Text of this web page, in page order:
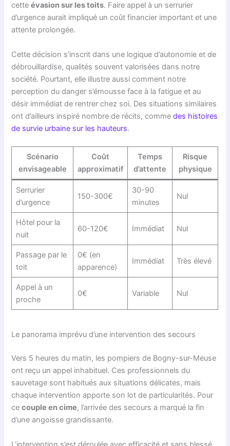
cetteévasion sur les toits. Faire appel à un serrurier
d’urgence aurait impliqué un coût financier important et une
attente prolongée.
Cette décision s’inscrit dans une logique d’autonomie et de
débrouillardise, qualités souvent valorisées dans notre
société. Pourtant, elle illustre aussi comment notre
perception du danger s’émousse face à la fatigue et au
désir immédiat de rentrer chez soi. Des situations similaires
ont d’ailleurs inspiré nombre de récits, commedes histoires
de survie urbaine sur les hauteurs.
Scénario
envisageable
Coût
approximatif
Temps
d’attente
Risque
physique
Serrurier
d’urgence
150-300€
30-90
minutes
Nul
Hôtel pour la
nuit
60-120€ Immédiat Nul
Passage par le
toit
0€ (en
apparence)
Immédiat Très élevé
Appel à un
proche
0€ Variable Nul
Le panorama imprévu d’une intervention des secours
Vers 5 heures du matin, les pompiers de Bogny-sur-Meuse
ont reçu un appel inhabituel. Ces professionnels du
sauvetage sont habitués aux situations délicates, mais
chaque intervention apporte son lot de particularités. Pour
cecouple en cime, l’arrivée des secours a marqué la fin
d’une angoisse grandissante.